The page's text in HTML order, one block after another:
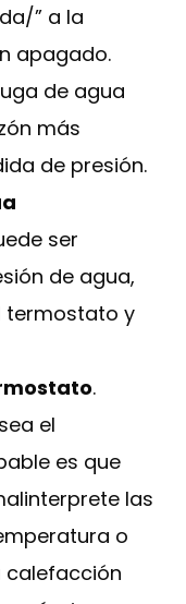
” a la
apagado.
de agua
más
de presión.
ser
de agua,
termostato y
.
el
es que
las
o
calefacción